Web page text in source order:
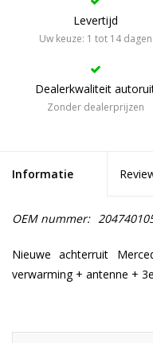
Levertijd
Uw keuze: 1 tot 14 dagen
Dealerkwaliteit
Zonder dealerprijzen
Informatie
OEM nummer:
Nieuwe achterruit
verwarming + antenne +